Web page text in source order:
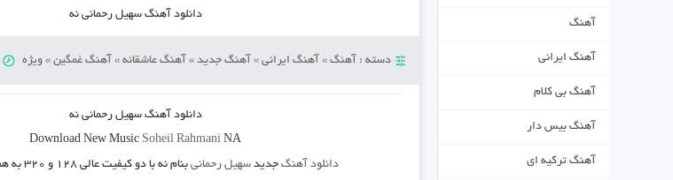
دانلود آهنگ سهیل رحمانی نه
دسته : آهنگ» آهنگ ایرانی» آهنگ جدید» آهنگ عاشقانه» آهنگ غمگین» ویژه
دانلود آهنگسهیل رحمانی نه
Download New Music Soheil Rahmani NA
دانلود آهنگ جدیدسهیل رحمانی بنام نهبا دو کیفیت عالی ۱۲۸ و ۳۲۰ به همراه متن آهنگ
آهنگ
آهنگ ایرانی
آهنگ بی کلام
آهنگ بیس دار
آهنگ ترکیه ای